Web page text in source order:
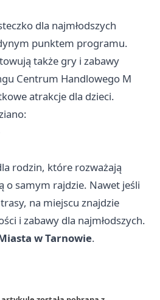
dla najmłodszych
punktem programu.
także gry i zabawy
Centrum Handlowego M
atrakcje dla dzieci.
rodzin, które rozważają
o samym rajdzie. Nawet jeśli
na miejscu znajdzie
i zabawy dla najmłodszych.
w Tarnowie.